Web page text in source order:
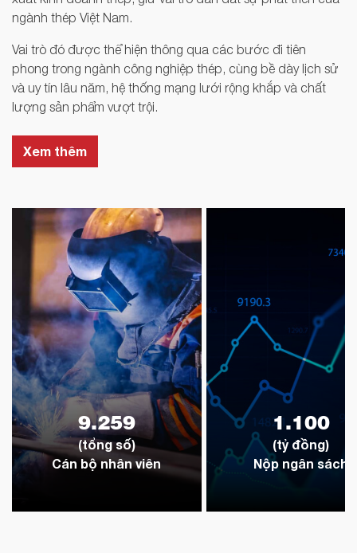
ngành thép Việt Nam.
Vai trò đó được thể hiện thông qua các bước đi tiên
phong trong ngành công nghiệp thép, cùng bề dày lịch sử
và uy tín lâu năm, hệ thống mạng lưới rộng khắp và chất
lượng sản phẩm vượt trội.
Xem thêm
9.259
(tổng số)
Cán bộ nhân viên
1.100
(tỷ đồng)
Nộp ngân sách